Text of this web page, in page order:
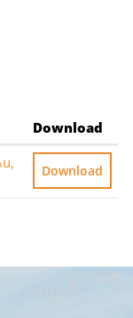
Download
Download